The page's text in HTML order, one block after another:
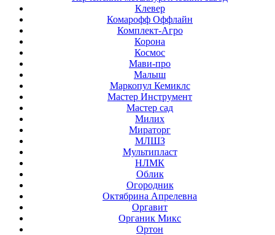
Клевер
Комарофф Оффлайн
Комплект-Агро
Корона
Космос
Мави-про
Малыш
Маркопул Кемиклс
Мастер Инструмент
Мастер сад
Милих
Мираторг
МЛШЗ
Мультипласт
НЛМК
Облик
Огородник
Октябрина Апрелевна
Оргавит
Органик Микс
Ортон